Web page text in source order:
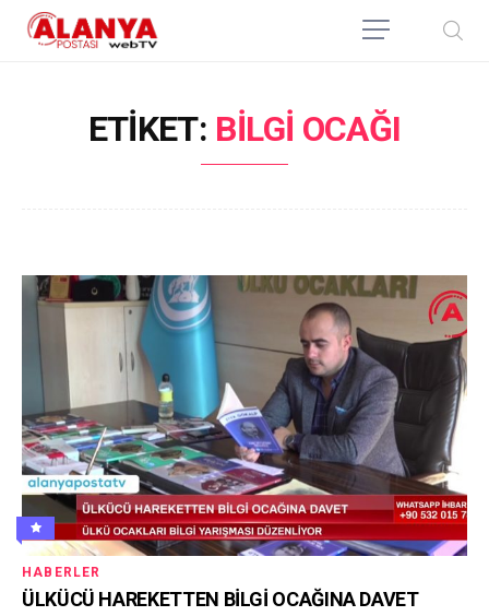
ETIKET: BILGI OCAĞI
HABERLER
ÜLKÜCÜ HAREKETTEN BİLGİ OCAĞINA DAVET